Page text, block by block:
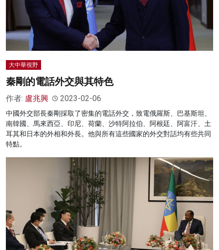
大中華視野
秦剛的電話外交與其特色
作者: 盧兆興 2023-02-06
中國外交部長秦剛採取了密集的電話外交，致電俄羅斯、巴基斯坦、
南韓國、馬來西亞、印尼、荷蘭、沙特阿拉伯、阿根廷、阿富汗、土
耳其和日本的外相和外長。他與所有這些國家的外交對話均有些共同
特點。